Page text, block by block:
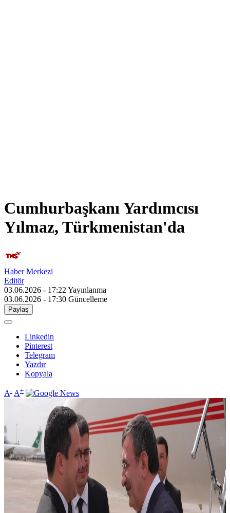
Cumhurbaşkanı Yardımcısı
Yılmaz, Türkmenistan'da
Haber Merkezi
Editör
03.06.2026 - 17:22 Yayınlanma
03.06.2026 - 17:30 Güncelleme
Paylaş
Linkedin
Pinterest
Telegram
Yazdır
Kopyala
A- A+